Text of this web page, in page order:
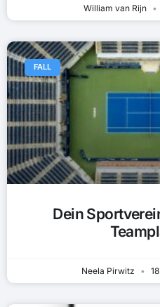
William van Rijn
FALL
Dein
Neela Pirwitz